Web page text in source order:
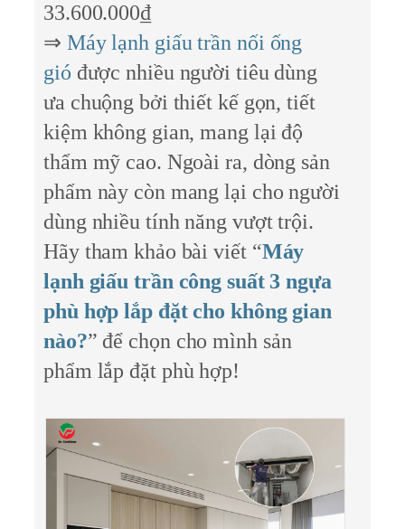
33.600.000₫
⇒ Máy lạnh giấu trần nối ống
gió được nhiều người tiêu dùng
ưa chuộng bởi thiết kế gọn, tiết
kiệm không gian, mang lại độ
thẩm mỹ cao. Ngoài ra, dòng sản
phẩm này còn mang lại cho người
dùng nhiều tính năng vượt trội.
Hãy tham khảo bài viết “Máy
lạnh giấu trần công suất 3 ngựa
phù hợp lắp đặt cho không gian
nào?” để chọn cho mình sản
phẩm lắp đặt phù hợp!